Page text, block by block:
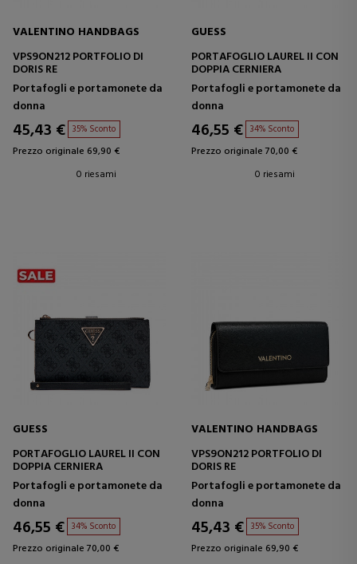
VALENTINO HANDBAGS
VPS9ON212 PORTFOLIO DI
DORIS RE
Portafogli e portamonete da
donna
45,43 € 35% Sconto
Prezzo originale 69,90 €
0 riesami
GUESS
PORTAFOGLIO LAUREL II CON
DOPPIA CERNIERA
Portafogli e portamonete da
donna
46,55 € 34% Sconto
Prezzo originale 70,00 €
0 riesami
GUESS
PORTAFOGLIO LAUREL II CON
DOPPIA CERNIERA
Portafogli e portamonete da
donna
46,55 € 34% Sconto
Prezzo originale 70,00 €
VALENTINO HANDBAGS
VPS9ON212 PORTFOLIO DI
DORIS RE
Portafogli e portamonete da
donna
45,43 € 35% Sconto
Prezzo originale 69,90 €